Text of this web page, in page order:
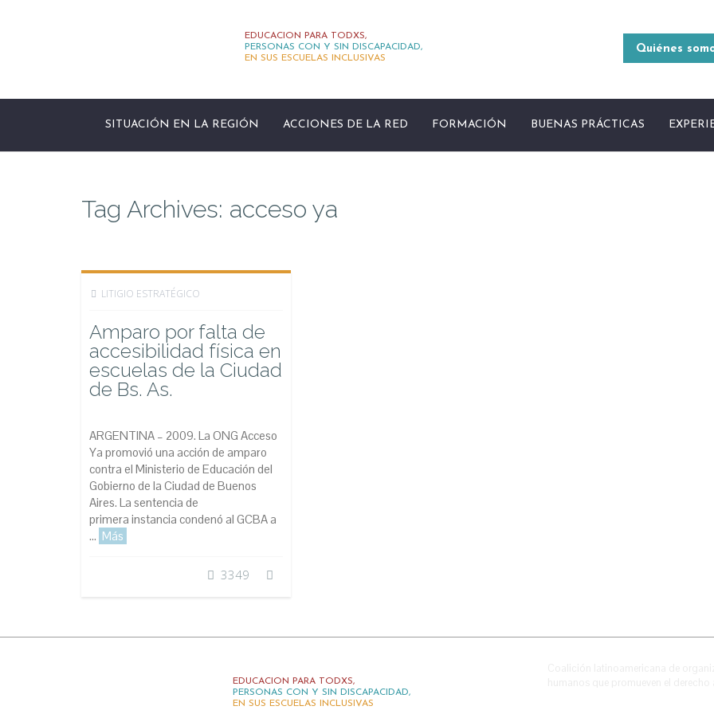
EDUCACION PARA TODXS,
PERSONAS CON Y SIN DISCAPACIDAD,
EN SUS ESCUELAS INCLUSIVAS
Quiénes
SITUACIÓN EN LA REGIÓN ACCIONES DE LA RED FORMACIÓN BUENAS PRÁCTICAS
Tag Archives: acceso ya
LITIGIO ESTRATÉGICO
Amparo por falta de
accesibilidad física en
escuelas de la Ciudad
de Bs. As.
ARGENTINA – 2009. La ONG Acceso
Ya promovió una acción de amparo
contra el Ministerio de Educación del
Gobierno de la Ciudad de Buenos
Aires. La sentencia de
primera instancia condenó al GCBA a
... Más
3349
EDUCACION PARA TODXS,
PERSONAS CON Y SIN DISCAPACIDAD,
EN SUS ESCUELAS INCLUSIVAS